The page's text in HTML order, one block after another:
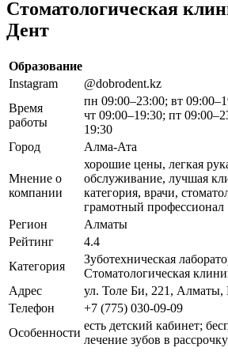
Стоматологическая
Дент
Образование
Instagram
@dobrodent.kz
Время
работы
пн 09:00–23:00; вт
чт 09:00–19:30; пт
19:30
Город
Алма-Ата
Мнение о
компании
хорошие цены, легкая
обслуживание, лучшая
категория, врачи,
грамотный профессионал
Регион
Алматы
Рейтинг
4.4
Категория
Зуботехническая
Стоматологическая
Адрес
ул. Толе Би, 221, Алматы,
Телефон
+7 (775) 030-09-09
Особенности
есть детский кабинет;
лечение зубов в